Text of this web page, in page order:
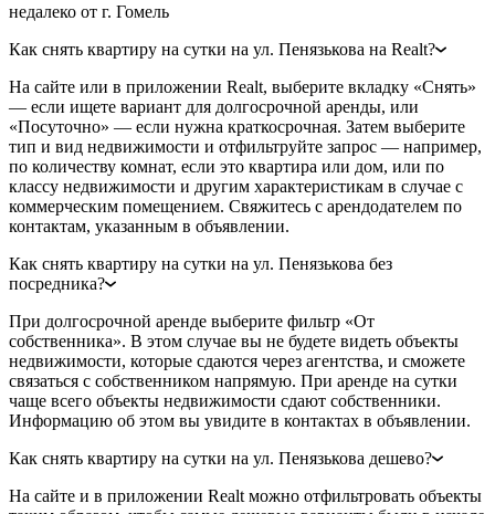
недалеко от г. Гомель
Как снять квартиру на сутки на ул. Пенязькова на Realt?
На сайте или в приложении Realt, выберите вкладку «Снять»
— если ищете вариант для долгосрочной аренды, или
«Посуточно» — если нужна краткосрочная. Затем выберите
тип и вид недвижимости и отфильтруйте запрос — например,
по количеству комнат, если это квартира или дом, или по
классу недвижимости и другим характеристикам в случае с
коммерческим помещением. Свяжитесь с арендодателем по
контактам, указанным в объявлении.
Как снять квартиру на сутки на ул. Пенязькова без
посредника?
При долгосрочной аренде выберите фильтр «От
собственника». В этом случае вы не будете видеть объекты
недвижимости, которые сдаются через агентства, и сможете
связаться с собственником напрямую. При аренде на сутки
чаще всего объекты недвижимости сдают собственники.
Информацию об этом вы увидите в контактах в объявлении.
Как снять квартиру на сутки на ул. Пенязькова дешево?
На сайте и в приложении Realt можно отфильтровать объекты